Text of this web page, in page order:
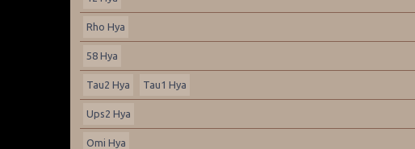
Rho Hya
58 Hya
Tau2 Hya Tau1 Hya
Ups2 Hya
Omi Hya